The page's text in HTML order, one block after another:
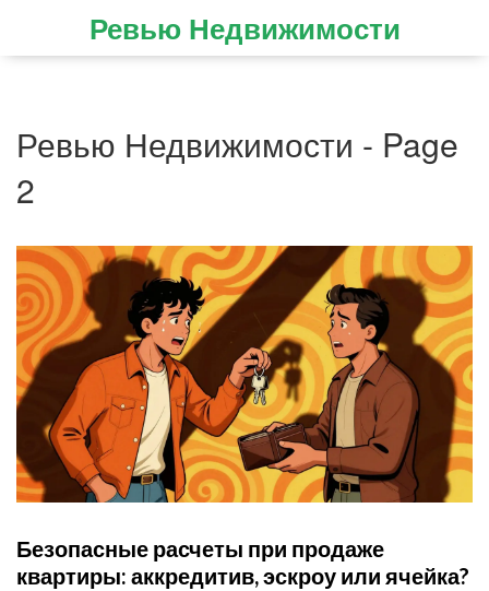
Ревью Недвижимости
Ревью Недвижимости - Page
2
Безопасные расчеты при продаже
квартиры: аккредитив, эскроу или ячейка?